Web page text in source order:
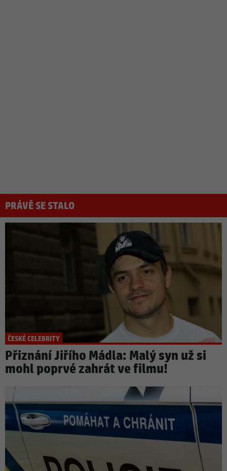
PRÁVĚ SE STALO
ČESKÉ CELEBRITY
Přiznání Jiřího Mádla: Malý syn už si
mohl poprvé zahrát ve filmu!